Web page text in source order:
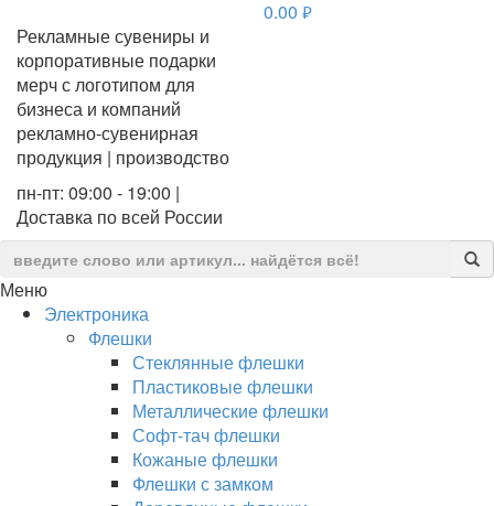
Рекламные сувениры и
корпоративные подарки
мерч с логотипом для
бизнеса и компаний
рекламно-сувенирная
продукция | производство
пн-пт: 09:00 - 19:00 |
Доставка по всей России
0.00 руб.
Меню
Электроника
Флешки
Стеклянные флешки
Пластиковые флешки
Металлические флешки
Софт-тач флешки
Кожаные флешки
Флешки с замком